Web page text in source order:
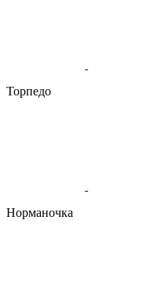
Торпедо
Норманочка